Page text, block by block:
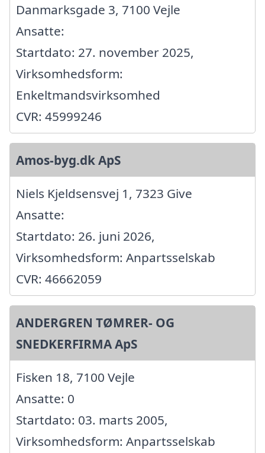
Danmarksgade 3, 7100 Vejle
Ansatte:
Startdato: 27. november 2025,
Virksomhedsform:
Enkeltmandsvirksomhed
CVR: 45999246
Amos-byg.dk ApS
Niels Kjeldsensvej 1, 7323 Give
Ansatte:
Startdato: 26. juni 2026,
Virksomhedsform: Anpartsselskab
CVR: 46662059
ANDERGREN TØMRER- OG
SNEDKERFIRMA ApS
Fisken 18, 7100 Vejle
Ansatte: 0
Startdato: 03. marts 2005,
Virksomhedsform: Anpartsselskab